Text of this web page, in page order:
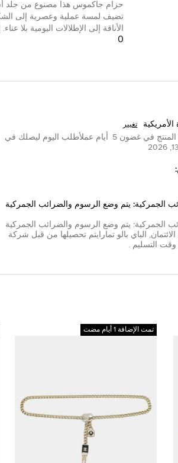
تضيف لمسة عملية وعصرية إلى
الأناقة إلى الإطلالات اليومية
0
الأمريكية تغيير
في غضون 5 أيام عملأطلب اليوم ليصلك في
الجمركية: يتم وضع الرسوم والضرائب الجمركية
الجمركية: يتم وضع الرسوم والضرائب الجمركية
, الباي بالو تمارا يتم تحصيلها من قبل شركة
التسليم .
تمت الإضافة 1 أيام مضت